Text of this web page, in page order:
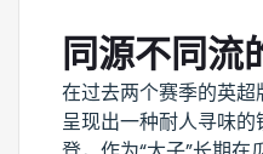
同源不同流
在过去两个赛季的英
呈现出一种耐人寻味的